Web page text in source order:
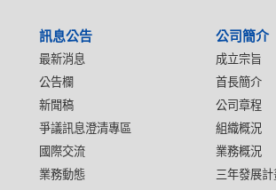
訊息公告
最新消息
公告欄
新聞稿
爭議訊息澄清專區
國際交流
業務動態
公司簡介
成立宗旨
首長簡介
公司章程
組織概況
業務概況
三年發展計